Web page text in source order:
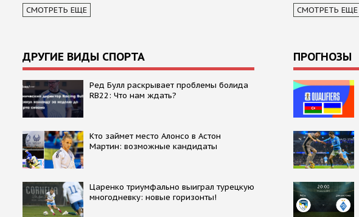
СМОТРЕТЬ ЕЩЕ СМОТРЕТЬ ЕЩЕ
ДРУГИЕ ВИДЫ СПОРТА
Ред Булл раскрывает проблемы болида
RB22: Что нам ждать?
Кто займет место Алонсо в Астон
Мартин: возможные кандидаты
Царенко триумфально выиграл турецкую
многодневку: новые горизонты!
ПРОГНОЗЫ